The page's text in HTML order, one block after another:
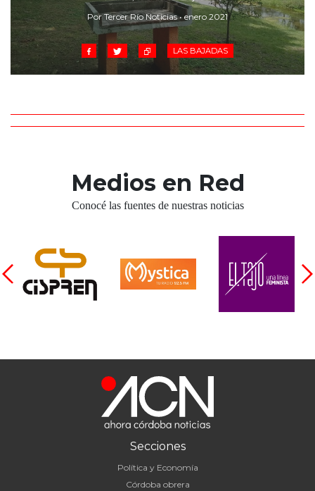
Por Tercer Río Noticias • enero 2021
LAS BAJADAS
Medios en Red
Conocé las fuentes de nuestras noticias
Secciones
Política y Economía
Córdoba obrera